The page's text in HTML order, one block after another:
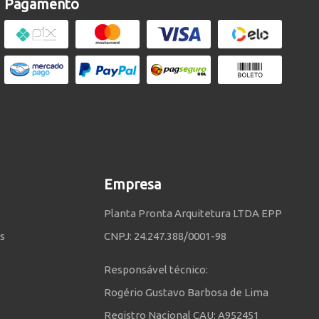
Pagamento
Empresa
Planta Pronta Arquitetura LTDA EPP
CNPJ: 24.247.388/0001-98
Responsável técnico:
Rogério Gustavo Barbosa de Lima
Registro Nacional CAU: A952451